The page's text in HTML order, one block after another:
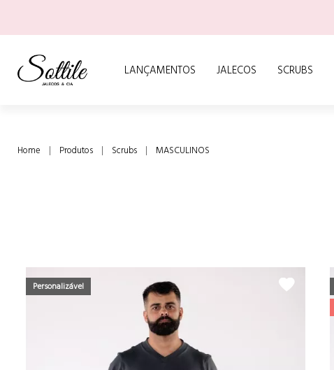
LANÇAMENTOS JALECOS SCRUBS
Home Produtos Scrubs MASCULINOS
Personalizável